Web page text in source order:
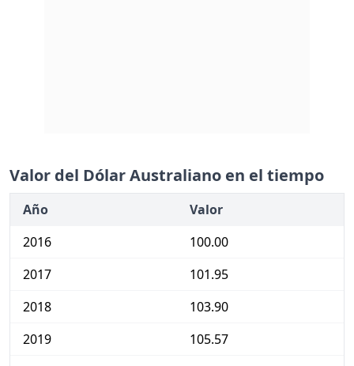
Valor del Dólar Australiano en el tiempo
Año
Valor
2016
100.00
2017
101.95
2018
103.90
2019
105.57